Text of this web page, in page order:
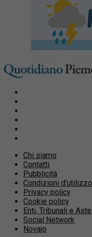
Chi siamo
Contatti
Pubblicità
Condizioni d’utilizzo
Privacy policy
Cookie policy
Enti, Tribunali e Aste
Social Network
Novajo